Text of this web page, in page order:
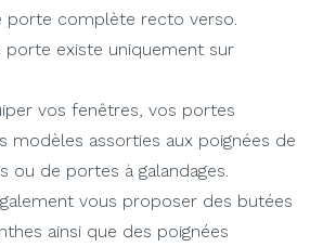
porte complète recto verso.
porte existe uniquement sur
vos fenêtres, vos portes
modèles assorties aux poignées de
ou de portes à galandages.
vous proposer des butées
ainsi que des poignées